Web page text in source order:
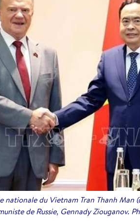
nationale du Vietnam Tran Thanh
de Russie, Gennady Ziouganov.